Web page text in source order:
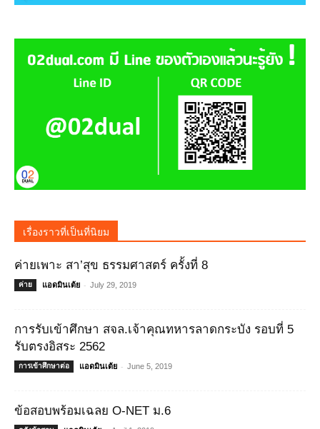
เรื่องราวที่เป็นที่นิยม
ค่ายเพาะ สา’สุข ธรรมศาสตร์ ครั้งที่ 8
ค่าย แอดมินเต้ย - July 29, 2019
การรับเข้าศึกษา สจล.เจ้าคุณทหารลาดกระบัง รอบที่ 5
รับตรงอิสระ 2562
การเข้าศึกษาต่อ แอดมินเต้ย - June 5, 2019
ข้อสอบพร้อมเฉลย O-NET ม.6